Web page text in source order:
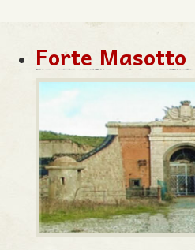
Forte Masotto